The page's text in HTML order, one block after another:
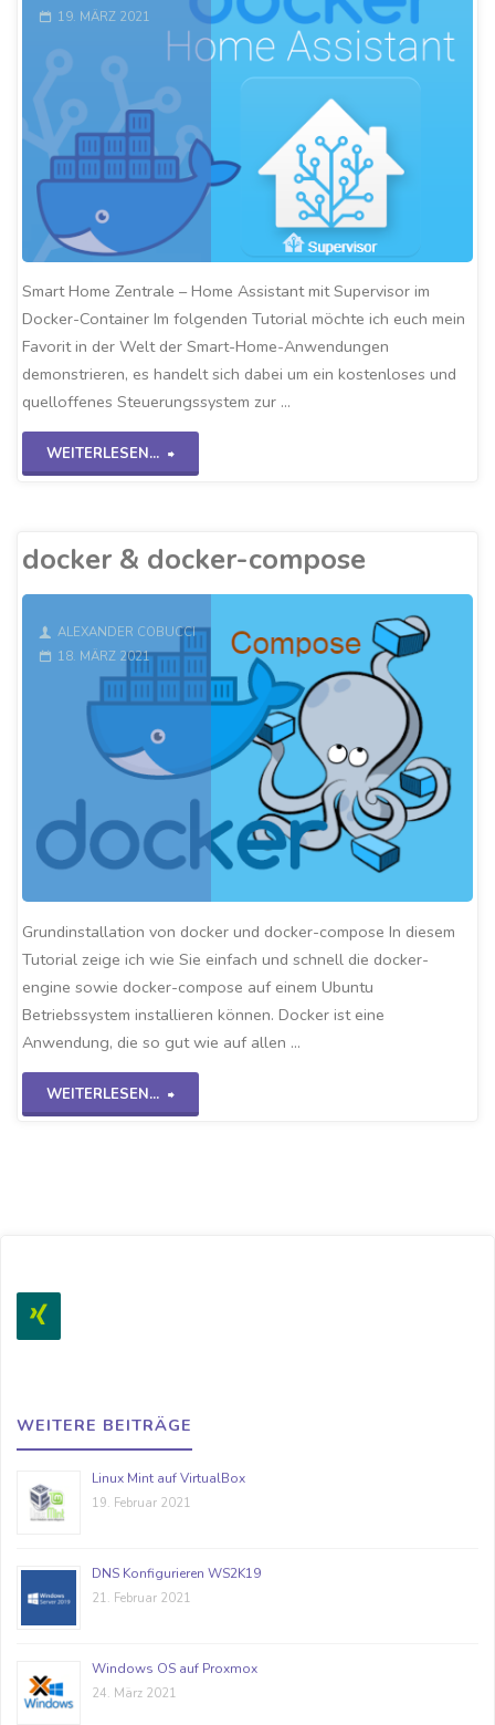
19. MÄRZ 2021
Smart Home Zentrale – Home Assistant mit Supervisor im
Docker-Container Im folgenden Tutorial möchte ich euch mein
Favorit in der Welt der Smart-Home-Anwendungen
demonstrieren, es handelt sich dabei um ein kostenloses und
quelloffenes Steuerungssystem zur …
WEITERLESEN...
"Docker
docker & docker-compose
ALEXANDER COBUCCI
18. MÄRZ 2021
Grundinstallation von docker und docker-compose In diesem
Tutorial zeige ich wie Sie einfach und schnell die docker-
engine sowie docker-compose auf einem Ubuntu
Betriebssystem installieren können. Docker ist eine
Anwendung, die so gut wie auf allen …
WEITERLESEN...
"docker
WEITERE BEITRÄGE
Linux Mint auf VirtualBox
19. Februar 2021
DNS Konfigurieren WS2K19
21. Februar 2021
Windows OS auf Proxmox
24. März 2021